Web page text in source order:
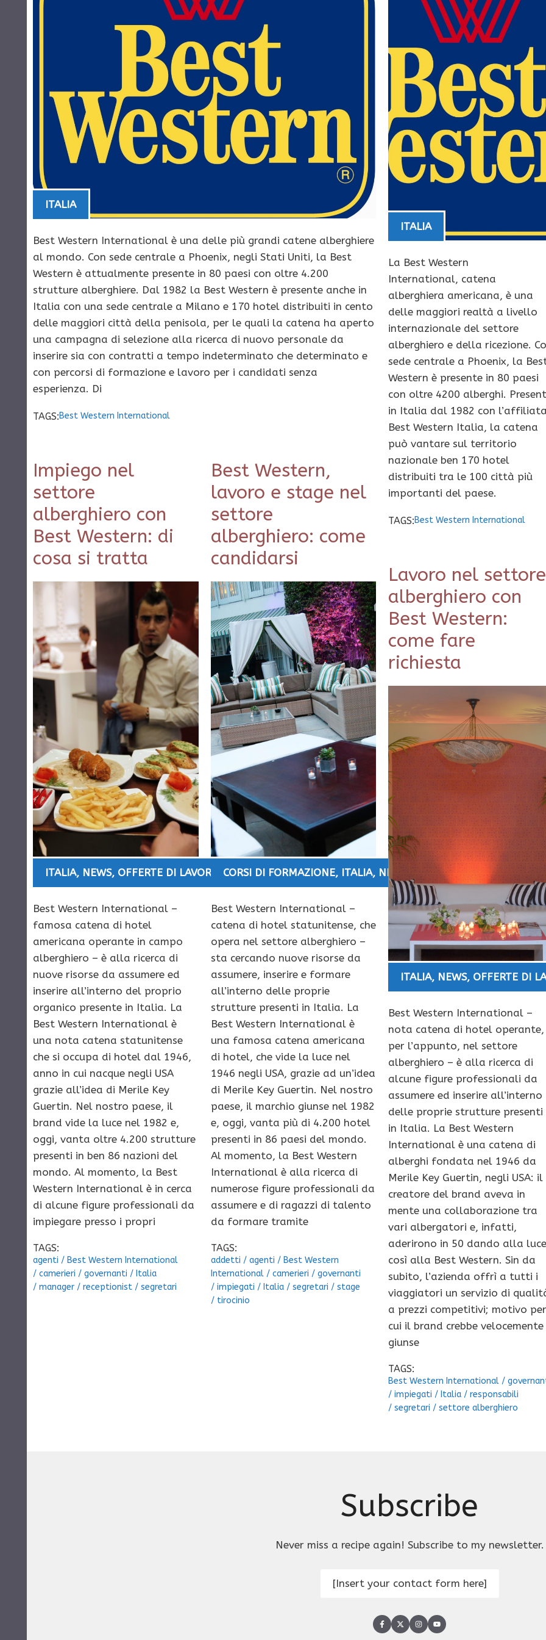
ITALIA
Best Western International è una delle più grandi catene alberghiere
al mondo. Con sede centrale a Phoenix, negli Stati Uniti, la Best
Western è attualmente presente in 80 paesi con oltre 4.200
strutture alberghiere. Dal 1982 la Best Western è presente anche in
Italia con una sede centrale a Milano e 170 hotel distribuiti in cento
delle maggiori città della penisola, per le quali la catena ha aperto
una campagna di selezione alla ricerca di nuovo personale da
inserire sia con contratti a tempo indeterminato che determinato e
con percorsi di formazione e lavoro per i candidati senza
esperienza. Di
TAGS:Best Western International
ITALIA
La Best Western
International, catena
alberghiera americana, è una
delle maggiori realtà a livello
internazionale del settore
alberghiero e della ricezione.
sede centrale a Phoenix, la
Western è presente in 80 paesi
con oltre 4200 alberghi.
in Italia dal 1982 con
Best Western Italia, la catena
può vantare sul territorio
nazionale ben 170 hotel
distribuiti tra le 100 città più
importanti del paese.
TAGS:Best Western International
Impiego nel
settore
alberghiero con
Best Western: di
cosa si tratta
ITALIA, NEWS, OFFERTE DI LAVORO
Best Western International –
famosa catena di hotel
americana operante in campo
alberghiero – è alla ricerca di
nuove risorse da assumere ed
inserire all’interno del proprio
organico presente in Italia. La
Best Western International è
una nota catena statunitense
che si occupa di hotel dal 1946,
anno in cui nacque negli USA
grazie all’idea di Merile Key
Guertin. Nel nostro paese, il
brand vide la luce nel 1982 e,
oggi, vanta oltre 4.200 strutture
presenti in ben 86 nazioni del
mondo. Al momento, la Best
Western International è in cerca
di alcune figure professionali da
impiegare presso i propri
TAGS:
agenti / Best Western International
/ camerieri / governanti / Italia
/ manager / receptionist / segretari
Best Western,
lavoro e stage nel
settore
alberghiero: come
candidarsi
CORSI DI FORMAZIONE, ITALIA, NEWS OFFERTE DI LAVORO
Best Western International –
catena di hotel statunitense, che
opera nel settore alberghiero –
sta cercando nuove risorse da
assumere, inserire e formare
all’interno delle proprie
strutture presenti in Italia. La
Best Western International è
una famosa catena americana
di hotel, che vide la luce nel
1946 negli USA, grazie ad un’idea
di Merile Key Guertin. Nel nostro
paese, il marchio giunse nel 1982
e, oggi, vanta più di 4.200 hotel
presenti in 86 paesi del mondo.
Al momento, la Best Western
International è alla ricerca di
numerose figure professionali da
assumere e di ragazzi di talento
da formare tramite
TAGS:
addetti / agenti / Best Western
International/ camerieri / governanti
/ impiegati / Italia/ segretari / stage
/ tirocinio
Lavoro nel settore
alberghiero con
Best Western:
come fare
richiesta
ITALIA, NEWS, OFFERTE DI
Best Western International –
nota catena di hotel operante,
per l’appunto, nel settore
alberghiero – è alla ricerca di
alcune figure professionali da
assumere ed inserire all’interno
delle proprie strutture presenti
in Italia. La Best Western
International è una catena di
alberghi fondata nel 1946 da
Merile Key Guertin, negli USA: il
creatore del brand aveva in
mente una collaborazione tra
vari albergatori e, infatti,
aderirono in 50 dando alla
così alla Best Western. Sin da
subito, l’azienda offrì a tutti i
viaggiatori un servizio di
a prezzi competitivi; motivo
cui il brand crebbe velocemente
giunse
TAGS:
Best Western International /
/impiegati / Italia /responsabili
/segretari /settore alberghiero
Subscribe
Never miss a recipe again! Subscribe to my newsletter.
[Insert your contact form here]